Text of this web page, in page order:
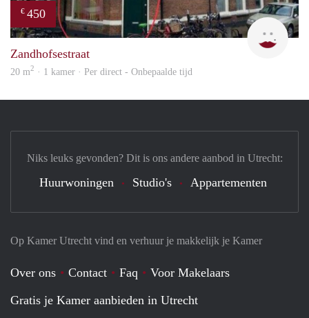
€ 450
Zandhofsestraat
20 m2 · 1 kamer · Per direct - Onbepaalde tijd
Op Kamer Utrecht vind en verhuur je makkelijk je Kamer
Over ons Contact Faq
Voor Makelaars
Gratis je Kamer aanbieden in Utrecht
Niks leuks gevonden? Dit is ons andere aanbod in Utrecht:
Huurwoningen Studio's Appartementen